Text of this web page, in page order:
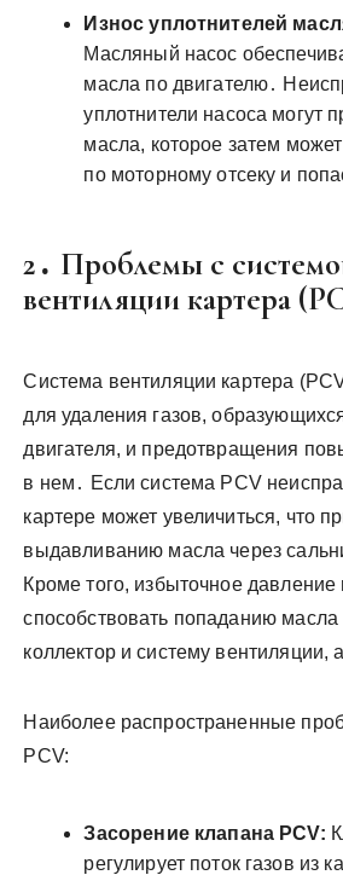
Износ уплотнителей
Масляный насос
масла по двигателю․
уплотнители насоса могут
масла, которое затем
по моторному отсеку и
2․ Проблемы с
вентиляции картера
Система вентиляции картера
для удаления газов,
двигателя, и предотвращения
в нем․ Если система PCV
картере может увеличиться, что
выдавливанию масла через
Кроме того, избыточное давление
способствовать попаданию масла
коллектор и систему вентиляции,
Наиболее распространенные
PCV:
Засорение клапана PCV:
регулирует поток газов из